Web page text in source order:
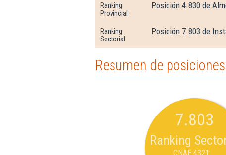
Ranking
Provincial
Posición 4.830 de
Ranking
Sectorial
Posición 7.803 de
Resumen de
7.803
Ranking
CNAE 4321: